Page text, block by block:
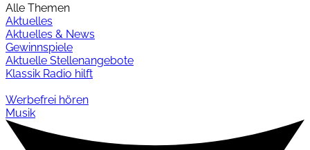
Alle Themen
Aktuelles
Aktuelles & News
Gewinnspiele
Aktuelle Stellenangebote
Klassik Radio hilft
Werbefrei hören
Musik